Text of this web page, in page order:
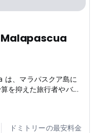
、マラパスクア島に
を抑えた旅行者やバッ
施設を提供していま
ドミトリーの最安料金